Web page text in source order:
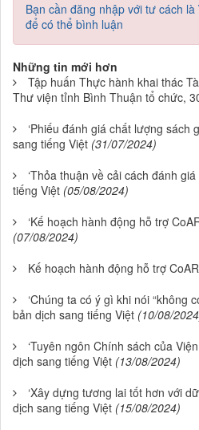
Bạn cần đăng nhập với tư cách là
để có thể bình luận
Những tin mới hơn
Tập huấn Thực hành khai thác
Thư viện tỉnh Bình Thuận tổ chức,
‘Phiếu đánh giá chất lượng sách
sang tiếng Việt (31/07/2024)
‘Thỏa thuận về cải cách đánh
tiếng Việt (05/08/2024)
‘Kế hoạch hành động hỗ trợ
(07/08/2024)
Kế hoạch hành động hỗ trợ
‘Chúng ta có ý gì khi nói “không
bản dịch sang tiếng Việt (10/08/
‘Tuyên ngôn Chính sách của
dịch sang tiếng Việt (13/08/2024)
‘Xây dựng tương lai tốt hơn với
dịch sang tiếng Việt (15/08/2024)